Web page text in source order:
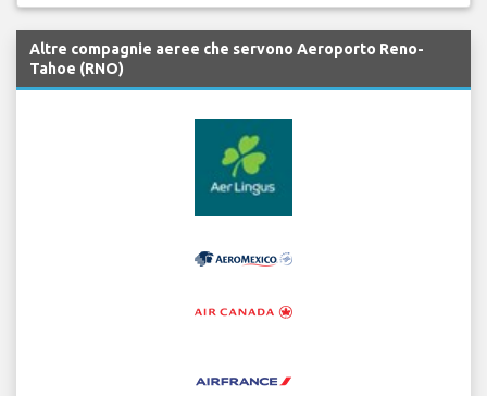
Altre compagnie aeree che servono Aeroporto Reno-
Tahoe (RNO)